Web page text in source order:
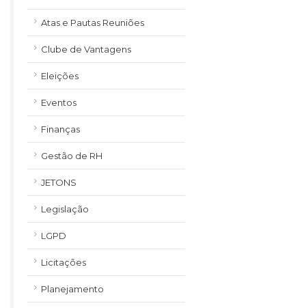
Atas e Pautas Reuniões
Clube de Vantagens
Eleições
Eventos
Finanças
Gestão de RH
JETONS
Legislação
LGPD
Licitações
Planejamento